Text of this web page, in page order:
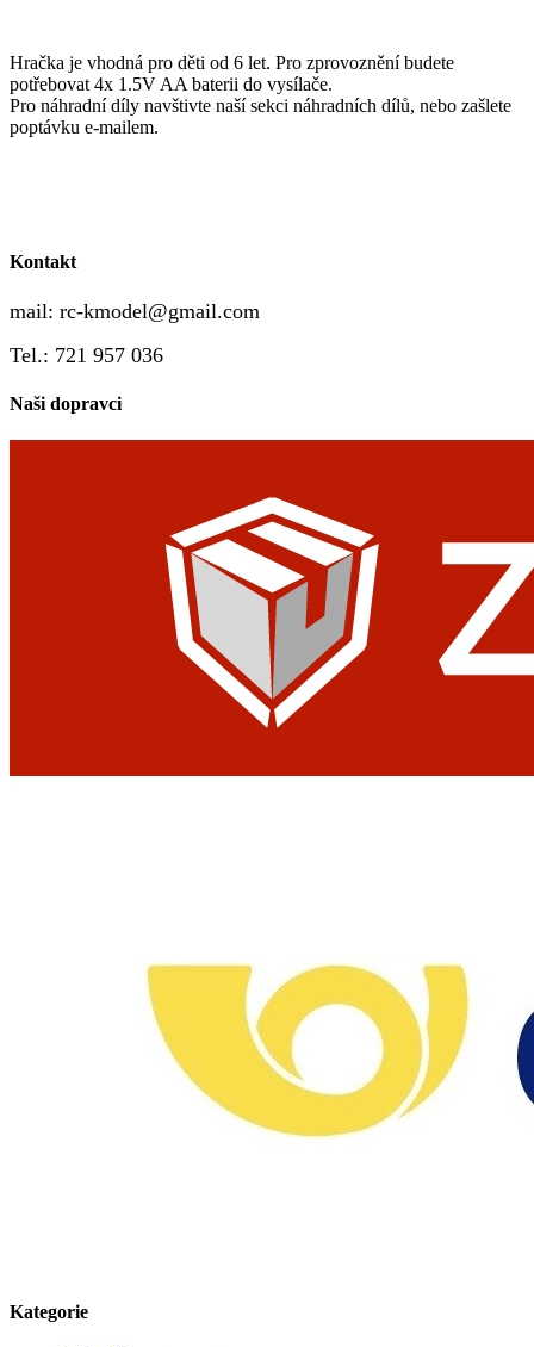
Hračka je vhodná pro děti od 6 let. Pro zprovoznění budete
potřebovat 4x 1.5V AA baterii do vysílače.
Pro náhradní díly navštivte naší sekci náhradních dílů, nebo zašlete
poptávku e-mailem.
Kontakt
mail: rc-kmodel@gmail.com
Tel.: 721 957 036
Naši dopravci
Kategorie